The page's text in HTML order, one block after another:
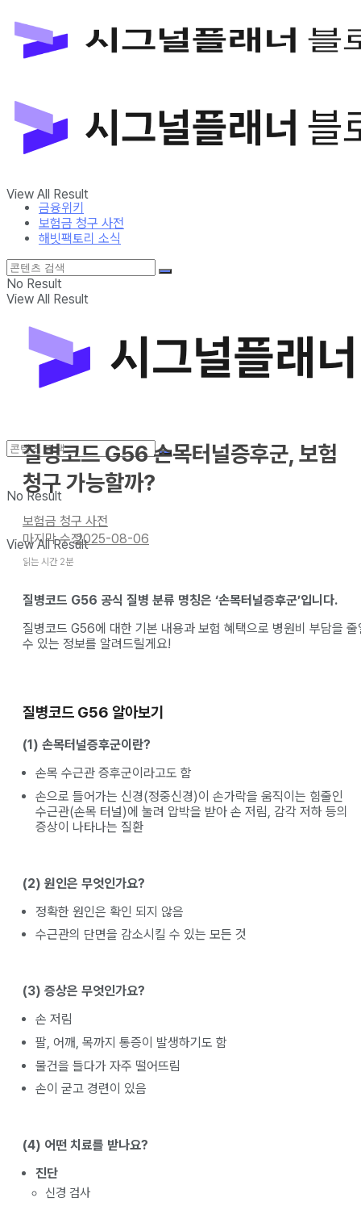
보험금 청구 사전
해빗팩토리 소식
View All Result
금융위키
보험금 청구 사전
해빗팩토리 소식
No Result
View All Result
No Result
View All Result
질병코드 G56 손목터널증후군, 보험
청구 가능할까?
보험금 청구 사전
2025-08-06
읽는 시간 2분
질병코드 G56 공식 질병 분류 명칭은 ‘손목터널증후군’입니다.
질병코드 G56에 대한 기본 내용과 보험 혜택으로 병원비 부담을 줄
수 있는 정보를 알려드릴게요!
질병코드 G56 알아보기
(1) 손목터널증후군이란?
손목 수근관 증후군이라고도 함
손으로 들어가는 신경(정중신경)이 손가락을 움직이는 힘줄인
수근관(손목 터널)에 눌려 압박을 받아 손 저림, 감각 저하 등의
증상이 나타나는 질환
(2) 원인은 무엇인가요?
정확한 원인은 확인 되지 않음
수근관의 단면을 감소시킬 수 있는 모든 것
(3) 증상은 무엇인가요?
손 저림
팔, 어깨, 목까지 통증이 발생하기도 함
물건을 들다가 자주 떨어뜨림
손이 굳고 경련이 있음
(4) 어떤 치료를 받나요?
진단
신경 검사